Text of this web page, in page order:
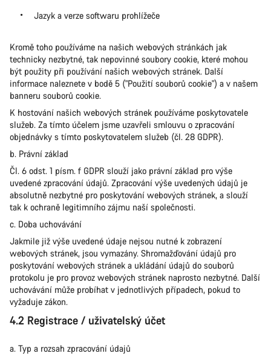
Jazyk a verze softwaru prohlížeče
Kromě toho používáme na našich webových stránkách jak
technicky nezbytné, tak nepovinné soubory cookie, které mohou
být použity při používání našich webových stránek. Další
informace naleznete v bodě 5 ("Použití souborů cookie") a v našem
banneru souborů cookie.
K hostování našich webových stránek používáme poskytovatele
služeb. Za tímto účelem jsme uzavřeli smlouvu o zpracování
objednávky s tímto poskytovatelem služeb (čl. 28 GDPR).
b. Právní základ
Čl. 6 odst. 1 písm. f GDPR slouží jako právní základ pro výše
uvedené zpracování údajů. Zpracování výše uvedených údajů je
absolutně nezbytné pro poskytování webových stránek, a slouží
tak k ochraně legitimního zájmu naší společnosti.
c. Doba uchovávání
Jakmile již výše uvedené údaje nejsou nutné k zobrazení
webových stránek, jsou vymazány. Shromažďování údajů pro
poskytování webových stránek a ukládání údajů do souborů
protokolu je pro provoz webových stránek naprosto nezbytné. Další
uchovávání může probíhat v jednotlivých případech, pokud to
vyžaduje zákon.
4.2 Registrace / uživatelský účet
a. Typ a rozsah zpracování údajů